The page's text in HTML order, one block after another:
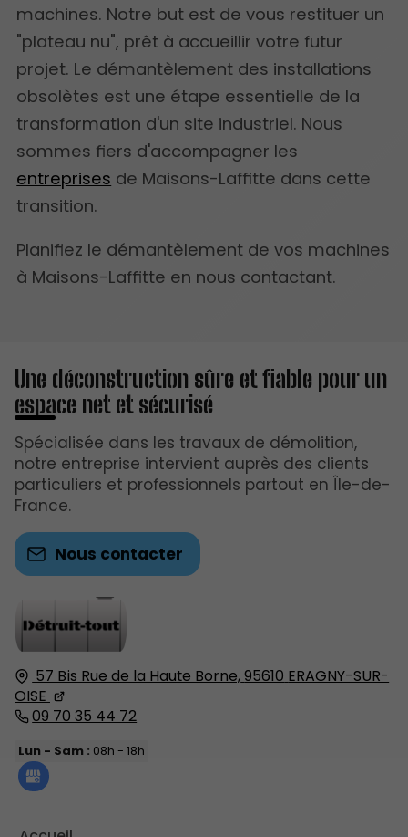
machines. Notre but est de vous restituer un
"plateau nu", prêt à accueillir votre futur
projet. Le démantèlement des installations
obsolètes est une étape essentielle de la
transformation d'un site industriel. Nous
sommes fiers d'accompagner les
entreprises de Maisons-Laffitte dans cette
transition.
Planifiez le démantèlement de vos machines
à Maisons-Laffitte en nous contactant.
57 Bis Rue de la Haute Borne,95610 ERAGNY-SUR-
OISE
09 70 35 44 72
Lun - Sam : 08h - 18h
Une déconstruction sûre et fiable pour un
espace net et sécurisé
Spécialisée dans les travaux de démolition,
notre entreprise intervient auprès des clients
particuliers et professionnels partout en Île-de-
France.
Nous contacter